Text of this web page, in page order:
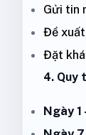
Gửi tin
Đề
Đặt
4. Quy
Ngày 1